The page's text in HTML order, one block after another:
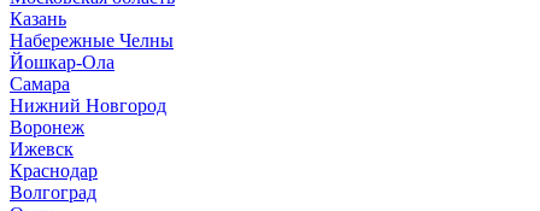
Казань
Набережные Челны
Йошкар-Ола
Самара
Нижний Новгород
Воронеж
Ижевск
Краснодар
Волгоград